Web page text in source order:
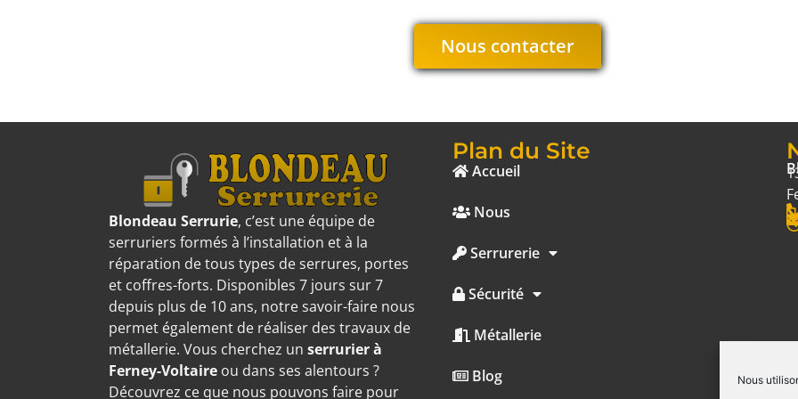
Nous
Nous contacter
Blondeau Serrurie, c’est une équipe de
serruriers formés à l’installation et à la
réparation de tous types de serrures, portes
et coffres-forts. Disponibles 7 jours sur 7
depuis plus de 10 ans, notre savoir-faire nous
permet également de réaliser des travaux de
métallerie. Vous cherchez un serrurier à
Ferney-Voltaire ou dans ses alentours ?
Découvrez ce que nous pouvons faire pour
Plan du Site
Accueil
Nous
Serrurerie
Sécurité
Métallerie
Blog